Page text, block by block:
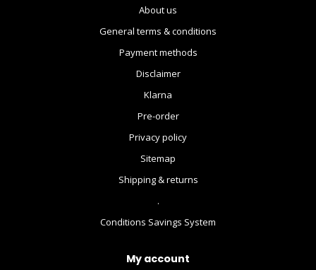
About us
General terms & conditions
Payment methods
Disclaimer
Klarna
Pre-order
Privacy policy
Sitemap
Shipping & returns
.
Conditions Savings System
My account